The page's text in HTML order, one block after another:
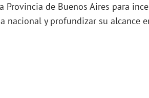
Provincia de Buenos Aires para
y profundizar su alcance